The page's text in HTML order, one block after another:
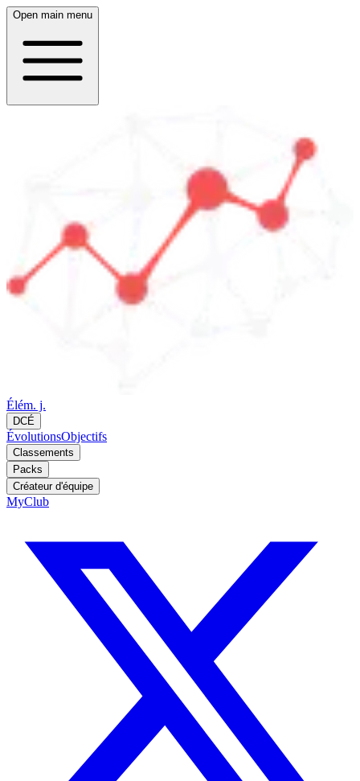
Open main menu
Élém. j.
DCÉ
ÉvolutionsObjectifs
Classements
Packs
Créateur d'équipe
MyClub